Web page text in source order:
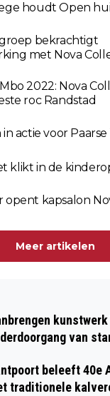
houdt Open
bekrachtigt
met Nova
2022: Nova
roc Randstad
actie voor Paarse
klikt in de
kapsalon
Meer artikelen
van
beleeft 40e
traditionele